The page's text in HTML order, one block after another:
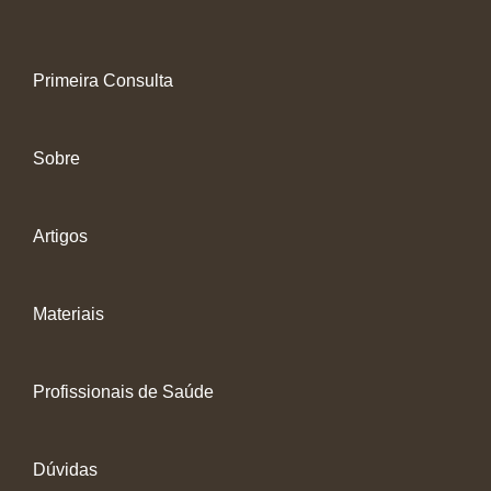
Primeira Consulta
Sobre
Artigos
Materiais
Profissionais de Saúde
Dúvidas